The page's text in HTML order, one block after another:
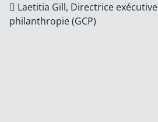
 Laetitia Gill, Directrice
philanthropie (GCP)